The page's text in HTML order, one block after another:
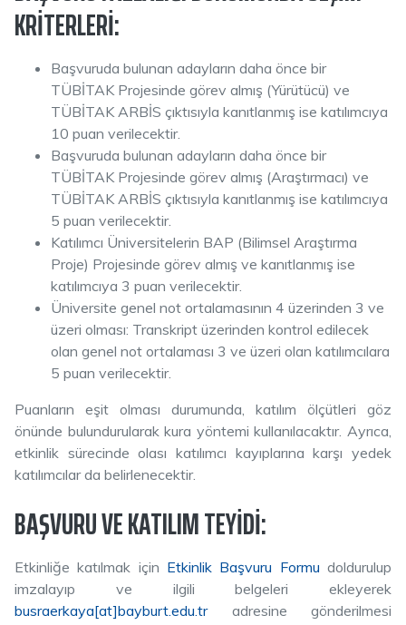
KRITERLERI:
Başvuruda bulunan adayların daha önce bir
TÜBİTAK Projesinde görev almış (Yürütücü) ve
TÜBİTAK ARBİS çıktısıyla kanıtlanmış ise katılımcıya
10 puan verilecektir.
Başvuruda bulunan adayların daha önce bir
TÜBİTAK Projesinde görev almış (Araştırmacı) ve
TÜBİTAK ARBİS çıktısıyla kanıtlanmış ise katılımcıya
5 puan verilecektir.
Katılımcı Üniversitelerin BAP (Bilimsel Araştırma
Proje) Projesinde görev almış ve kanıtlanmış ise
katılımcıya 3 puan verilecektir.
Üniversite genel not ortalamasının 4 üzerinden 3 ve
üzeri olması: Transkript üzerinden kontrol edilecek
olan genel not ortalaması 3 ve üzeri olan katılımcılara
5 puan verilecektir.
Puanların eşit olması durumunda, katılım ölçütleri göz
önünde bulundurularak kura yöntemi kullanılacaktır. Ayrıca,
etkinlik sürecinde olası katılımcı kayıplarına karşı yedek
katılımcılar da belirlenecektir.
BAŞVURU VE KATILIM TEYIDI:
Etkinliğe katılmak için Etkinlik Başvuru Formu doldurulup
imzalayıp ve ilgili belgeleri ekleyerek
busraerkaya[at]bayburt.edu.tradresine gönderilmesi